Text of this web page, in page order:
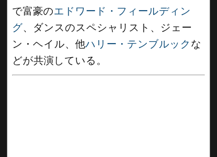
で富豪のエドワード・フィールディン
グ、ダンスのスペシャリスト、ジェー
ン・ヘイル、他ハリー・テンブルック な
どが共演している。